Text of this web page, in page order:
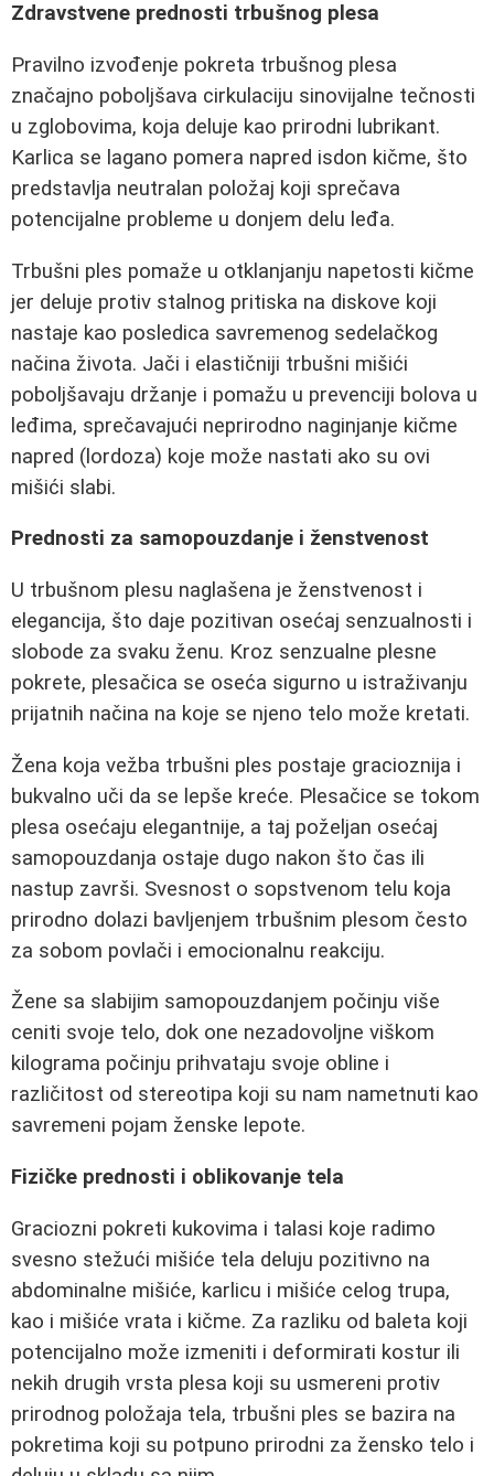
Zdravstvene prednosti trbušnog plesa
Pravilno izvođenje pokreta trbušnog plesa
značajno poboljšava cirkulaciju sinovijalne tečnosti
u zglobovima, koja deluje kao prirodni lubrikant.
Karlica se lagano pomera napred isdon kičme, što
predstavlja neutralan položaj koji sprečava
potencijalne probleme u donjem delu leđa.
Trbušni ples pomaže u otklanjanju napetosti kičme
jer deluje protiv stalnog pritiska na diskove koji
nastaje kao posledica savremenog sedelačkog
načina života. Jači i elastičniji trbušni mišići
poboljšavaju držanje i pomažu u prevenciji bolova u
leđima, sprečavajući neprirodno naginjanje kičme
napred (lordoza) koje može nastati ako su ovi
mišići slabi.
Prednosti za samopouzdanje i ženstvenost
U trbušnom plesu naglašena je ženstvenost i
elegancija, što daje pozitivan osećaj senzualnosti i
slobode za svaku ženu. Kroz senzualne plesne
pokrete, plesačica se oseća sigurno u istraživanju
prijatnih načina na koje se njeno telo može kretati.
Žena koja vežba trbušni ples postaje gracioznija i
bukvalno uči da se lepše kreće. Plesačice se tokom
plesa osećaju elegantnije, a taj poželjan osećaj
samopouzdanja ostaje dugo nakon što čas ili
nastup završi. Svesnost o sopstvenom telu koja
prirodno dolazi bavljenjem trbušnim plesom često
za sobom povlači i emocionalnu reakciju.
Žene sa slabijim samopouzdanjem počinju više
ceniti svoje telo, dok one nezadovoljne viškom
kilograma počinju prihvataju svoje obline i
različitost od stereotipa koji su nam nametnuti kao
savremeni pojam ženske lepote.
Fizičke prednosti i oblikovanje tela
Graciozni pokreti kukovima i talasi koje radimo
svesno stežući mišiće tela deluju pozitivno na
abdominalne mišiće, karlicu i mišiće celog trupa,
kao i mišiće vrata i kičme. Za razliku od baleta koji
potencijalno može izmeniti i deformirati kostur ili
nekih drugih vrsta plesa koji su usmereni protiv
prirodnog položaja tela, trbušni ples se bazira na
pokretima koji su potpuno prirodni za žensko telo i